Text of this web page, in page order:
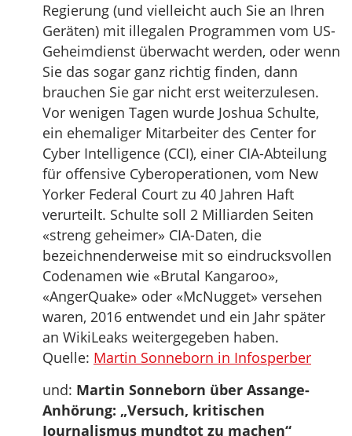
Regierung (und vielleicht auch Sie an Ihren
Geräten) mit illegalen Programmen vom US-
Geheimdienst überwacht werden, oder wenn
Sie das sogar ganz richtig finden, dann
brauchen Sie gar nicht erst weiterzulesen.
Vor wenigen Tagen wurde Joshua Schulte,
ein ehemaliger Mitarbeiter des Center for
Cyber Intelligence (CCI), einer CIA-Abteilung
für offensive Cyberoperationen, vom New
Yorker Federal Court zu 40 Jahren Haft
verurteilt. Schulte soll 2 Milliarden Seiten
«streng geheimer» CIA-Daten, die
bezeichnenderweise mit so eindrucksvollen
Codenamen wie «Brutal Kangaroo»,
«AngerQuake» oder «McNugget» versehen
waren, 2016 entwendet und ein Jahr später
an WikiLeaks weitergegeben haben.
Quelle: Martin Sonneborn in Infosperber
und: Martin Sonneborn über Assange-
Anhörung: „Versuch, kritischen
Journalismus mundtot zu machen“